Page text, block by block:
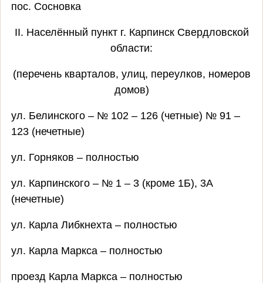
пос. Сосновка
II. Населённый пункт г. Карпинск Свердловской
области:
(перечень кварталов, улиц, переулков, номеров
домов)
ул. Белинского – № 102 – 126 (четные) № 91 –
123 (нечетные)
ул. Горняков – полностью
ул. Карпинского – № 1 – 3 (кроме 1Б), 3А
(нечетные)
ул. Карла Либкнехта – полностью
ул. Карла Маркса – полностью
проезд Карла Маркса – полностью